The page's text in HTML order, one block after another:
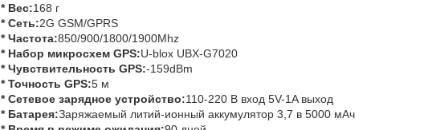
* Вес:168 г
* Сеть:2G GSM/GPRS
* Частота:850/900/1800/1900Mhz
* Набор микросхем GPS:U-blox UBX-G7020
* Чувствительность GPS:-159dBm
* Точность GPS:5 м
* Сетевое зарядное устройство:110-220 В вход 5V-1A выход
* Батарея:Заряжаемый литий-ионный аккумулятор 3,7 в 5000 мАч